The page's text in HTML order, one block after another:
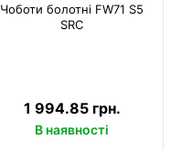
Чоботи болотні FW71 S5
SRC
1 994.85 грн.
В наявності